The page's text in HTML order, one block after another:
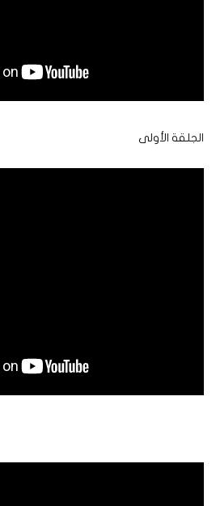
الجلقة الأولى